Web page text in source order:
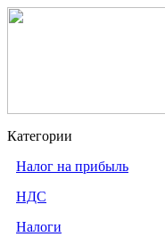
Категории
Налог на прибыль
НДС
Налоги